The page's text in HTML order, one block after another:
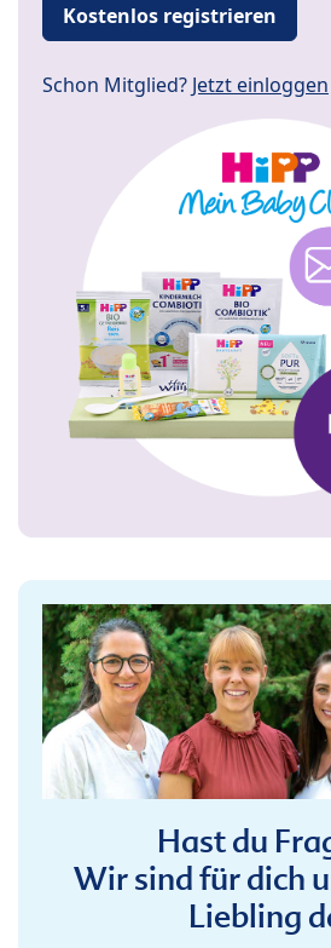
Kostenlos registrieren
Schon Mitglied? Jetzt einloggen
Hast du
Wir sind für dich
Liebling